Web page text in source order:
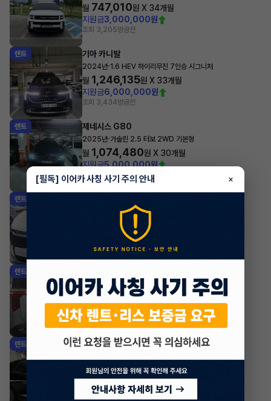
월 747,010원 X 34개월
지원금3,000,000원
조회 3,205방금전
렌트 기아 카니발
2024년·1.6 HEV 하이리무진 7인승 시그니처
월 1,246,135원 X 33개월
지원금6,000,000원
조회 3,434방금전
렌트 제네시스 G80
2025년·가솔린 2.5 터보 2WD 기본형
월 1,074,480원 X 30개월
지원금5,000,000원
조회 2,271방금전
렌트
2WD 프레스티지
448,270원 X
2,000,000원
조회 720방금전
렌트
2025년 1.6 HEV 7인승 시그니처 그래비티
월 777,700원 X 43개월
지원금3,000,000원
조회 1,483 방금전
렌트 현대 그랜저
월721,300원 X40개월
조회 1,108방금전
[필독] 이어카 사칭 사기 주의 안내 ×